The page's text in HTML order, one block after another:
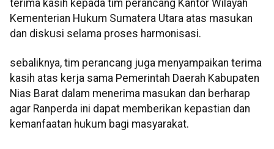
terima kasih kepada tim perancang Kantor Wilayah
Kementerian Hukum Sumatera Utara atas masukan
dan diskusi selama proses harmonisasi.
sebaliknya, tim perancang juga menyampaikan terima
kasih atas kerja sama Pemerintah Daerah Kabupaten
Nias Barat dalam menerima masukan dan berharap
agar Ranperda ini dapat memberikan kepastian dan
kemanfaatan hukum bagi masyarakat.